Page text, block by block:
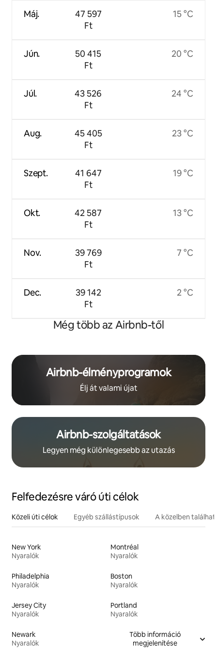
Máj.
Jún.
Júl.
Aug.
Szept.
Okt.
Nov.
Dec.
47 597
Ft
50 415
Ft
43 526
Ft
45 405
Ft
41 647
Ft
42 587
Ft
39 769
Ft
39 142
Ft
15 °C
20 °C
24 °C
23 °C
19 °C
13 °C
7 °C
2 °C
Még több az Airbnb-től
Airbnb-élményprogramok
Élj át valami újat
Airbnb-szolgáltatások
Legyen még különlegesebb az utazás
Felfedezésre váró úti célok
Közeli úti célok Egyéb szállástípusok A közelben
New York
Nyaralók
Montréal
Nyaralók
Philadelphia
Nyaralók
Boston
Nyaralók
Jersey City
Nyaralók
Portland
Nyaralók
Newark
Nyaralók
Több információ
megjelenítése